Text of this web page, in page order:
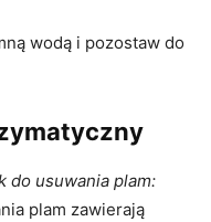
wodą i pozostaw do
do usuwania plam:
plam zawierają